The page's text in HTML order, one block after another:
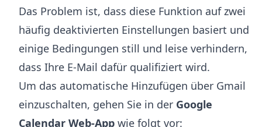
Das Problem ist, dass diese Funktion auf zwei
häufig deaktivierten Einstellungen basiert und
einige Bedingungen still und leise verhindern,
dass Ihre E-Mail dafür qualifiziert wird.
Um das automatische Hinzufügen über Gmail
einzuschalten, gehen Sie in der Google
Calendar Web-App wie folgt vor: